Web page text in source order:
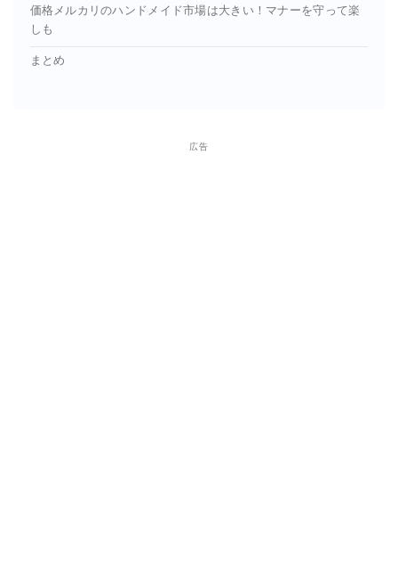
価格メルカリのハンドメイド市場は大きい！マナーを守って楽
しも
まとめ
広告